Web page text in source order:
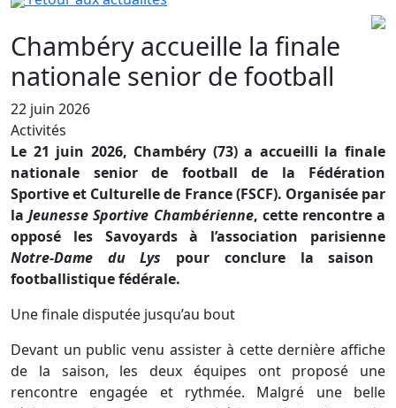
Chambéry accueille la finale
nationale senior de football
22 juin 2026
Activités
Le 21 juin 2026, Chambéry (73) a accueilli la finale
nationale senior de football de la Fédération
Sportive et Culturelle de France (FSCF). Organisée par
laJeunesse Sportive Chambérienne, cette rencontre a
opposé les Savoyards à l’association parisienne
Notre-Dame du Lys pour conclure la saison
footballistique fédérale.
Une finale disputée jusqu’au bout
Devant un public venu assister à cette dernière affiche
de la saison, les deux équipes ont proposé une
rencontre engagée et rythmée. Malgré une belle